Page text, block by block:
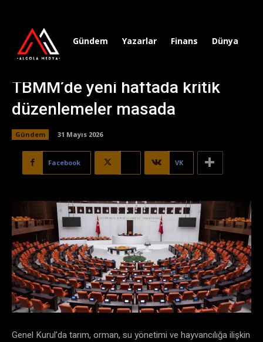
Gündem Yazarlar Finans Dünya
TBMM’de yeni haftada kritik
düzenlemeler masada
Gündem 31 Mayıs 2026
Facebook VK
Genel Kurul’da tarım, orman, su yönetimi ve hayvancılığa ilişkin